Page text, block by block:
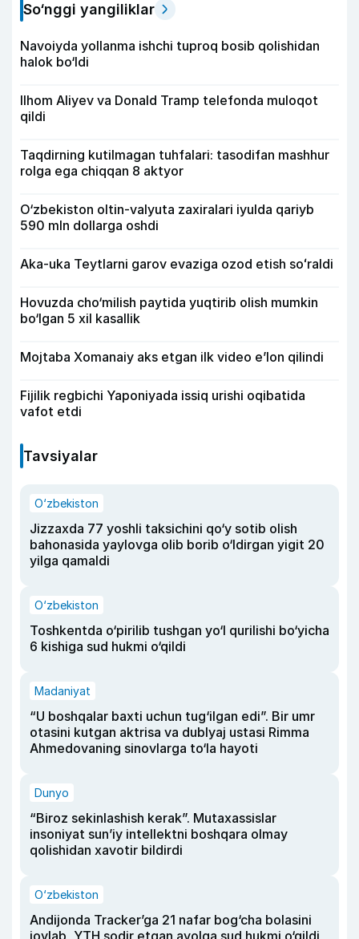
So‘nggi yangiliklar
Navoiyda yollanma ishchi tuproq bosib qolishidan
halok bo‘ldi
Ilhom Aliyev va Donald Tramp telefonda muloqot
qildi
Taqdirning kutilmagan tuhfalari: tasodifan mashhur
rolga ega chiqqan 8 aktyor
O‘zbekiston oltin-valyuta zaxiralari iyulda qariyb
590 mln dollarga oshdi
Aka-uka Teytlarni garov evaziga ozod etish soʻraldi
Hovuzda cho‘milish paytida yuqtirib olish mumkin
bo‘lgan 5 xil kasallik
Mojtaba Xomanaiy aks etgan ilk video e’lon qilindi
Fijilik regbichi Yaponiyada issiq urishi oqibatida
vafot etdi
Tavsiyalar
O‘zbekiston
Jizzaxda 77 yoshli taksichini qo‘y sotib olish
bahonasida yaylovga olib borib o‘ldirgan yigit 20
yilga qamaldi
O‘zbekiston
Toshkentda o‘pirilib tushgan yo‘l qurilishi bo‘yicha
6 kishiga sud hukmi o‘qildi
Madaniyat
“U boshqalar baxti uchun tug‘ilgan edi”. Bir umr
otasini kutgan aktrisa va dublyaj ustasi Rimma
Ahmedovaning sinovlarga to‘la hayoti
Dunyo
“Biroz sekinlashish kerak”. Mutaxassislar
insoniyat sun’iy intellektni boshqara olmay
qolishidan xavotir bildirdi
O‘zbekiston
Andijonda Tracker’ga 21 nafar bog‘cha bolasini
joylab, YTH sodir etgan ayolga sud hukmi o‘qildi